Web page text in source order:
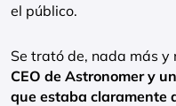
el público.
Se trató de, nada más y
CEO de Astronomer y
que estaba claramente